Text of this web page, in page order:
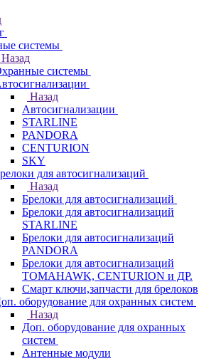
системы
Назад
системы
Назад
Автосигнализации
STARLINE
PANDORA
CENTURION
SKY
для автосигнализаций
Назад
Брелоки для автосигнализаций
Брелоки для автосигнализаций
STARLINE
Брелоки для автосигнализаций
PANDORA
Брелоки для автосигнализаций
TOMAHAWK, CENTURION и ДР.
Смарт ключи,запчасти для брелоков
оборудование для охранных систем
Назад
Доп. оборудование для охранных
систем
Антенные модули